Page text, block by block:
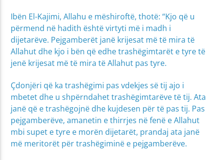
Ibën El-Kajimi, Allahu e mëshiroftë, thotë: “Kjo që u
përmend në hadith është virtyti më i madh i
dijetarëve. Pejgamberët janë krijesat më të mira të
Allahut dhe kjo i bën që edhe trashëgimtarët e tyre të
jenë krijesat më të mira të Allahut pas tyre.
Çdonjëri që ka trashëgimi pas vdekjes së tij ajo i
mbetet dhe u shpërndahet trashëgimtarëve të tij. Ata
janë që e trashëgojnë dhe kujdesen për të pas tij. Pas
pejgamberëve, amanetin e thirrjes në fenë e Allahut
mbi supet e tyre e morën dijetarët, prandaj ata janë
më meritorët për trashëgiminë e pejgamberëve.